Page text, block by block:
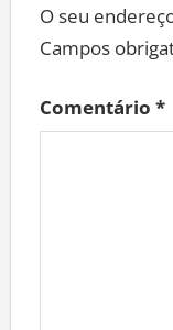
O seu
Campos
Comentário *